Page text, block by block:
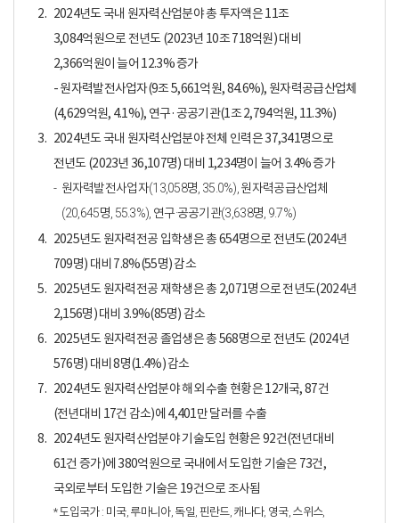
2. 2024년도 국내 원자력산업분야 총 투자액은 11조
3,084억원으로 전년도 (2023년 10조 718억원) 대비
2,366억원이 늘어 12.3% 증가
- 원자력발전사업자(9조 5,661억원, 84.6%), 원자력공급산업체
(4,629억원, 4.1%), 연구·공공기관(1조 2,794억원, 11.3%)
3. 2024년도 국내 원자력산업분야 전체 인력은 37,341명으로
전년도 (2023년 36,107명) 대비 1,234명이 늘어 3.4% 증가
원자력발전사업자(13,058명, 35.0%), 원자력공급산업체
(20,645명, 55.3%), 연구·공공기관(3,638명, 9.7%)
4. 2025년도 원자력전공 입학생은 총 654명으로 전년도(2024년
709명) 대비 7.8%(55명) 감소
5. 2025년도 원자력전공 재학생은 총 2,071명으로 전년도(2024년
2,156명) 대비 3.9%(85명) 감소
6. 2025년도 원자력전공 졸업생은 총 568명으로 전년도 (2024년
576명) 대비 8명(1.4%) 감소
7. 2024년도 원자력산업분야 해외 수출 현황은 12개국, 87건
(전년대비 17건 감소)에 4,401만 달러를 수출
8. 2024년도 원자력산업분야 기술도입 현황은 92건(전년대비
61건 증가)에 380억원으로 국내에서 도입한 기술은 73건,
국외로부터 도입한 기술은 19건으로 조사됨
* 도입국가 : 미국, 루마니아, 독일, 핀란드, 캐나다, 영국, 스위스,